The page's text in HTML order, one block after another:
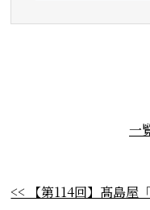
一
<< 【第114回】髙島屋